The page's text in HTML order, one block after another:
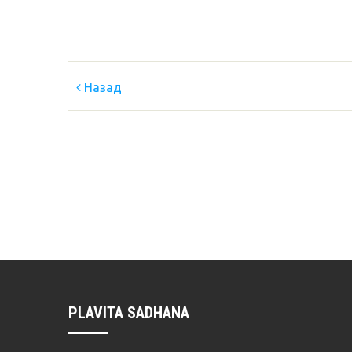
Назад
PLAVITA SADHANA